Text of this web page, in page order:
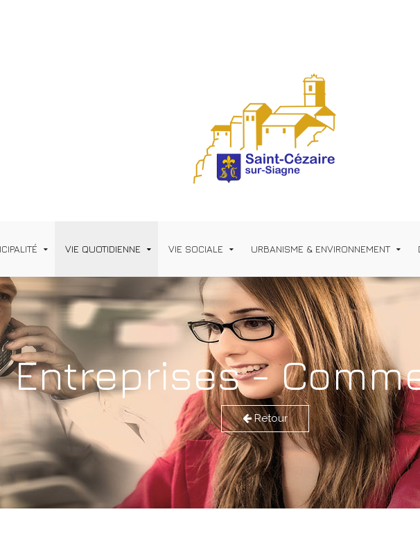
VIE QUOTIDIENNE VIE SOCIALE URBANISME & ENVIRONNEMENT
Entreprises -
Retour